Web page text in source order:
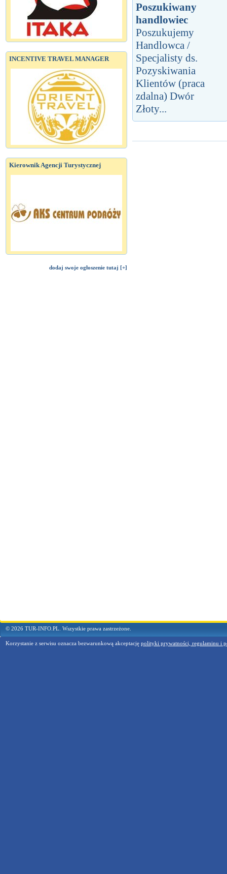
INCENTIVE TRAVEL MANAGER
Kierownik Agencji Turystycznej
dodaj swoje ogłoszenie tutaj [+]
Poszukiwany
handlowiec
Poszukujemy
Handlowca /
Specjalisty ds.
Pozyskiwania
Klientów (praca
zdalna) Dwór
Złoty...
© 2026 TUR-INFO.PL. Wszystkie prawa zastrzeżone.
Korzystanie z serwisu oznacza bezwarunkową akceptację polityki prywatności, regulaminu i